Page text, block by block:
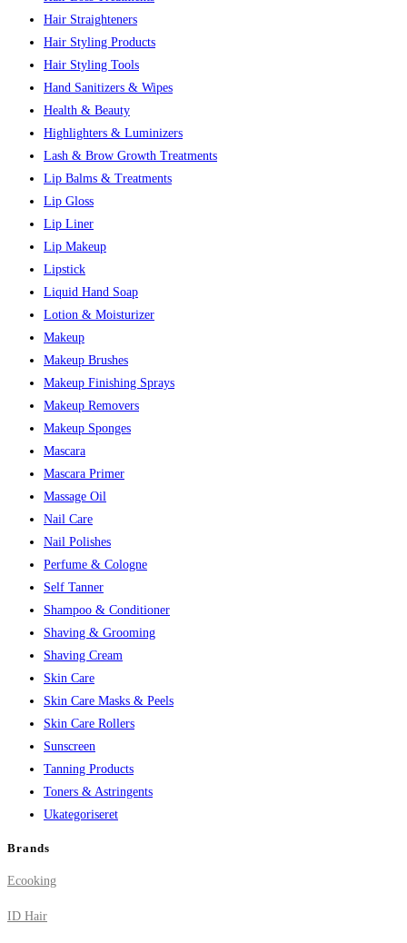
Hair Straighteners
Hair Styling Products
Hair Styling Tools
Hand Sanitizers & Wipes
Health & Beauty
Highlighters & Luminizers
Lash & Brow Growth Treatments
Lip Balms & Treatments
Lip Gloss
Lip Liner
Lip Makeup
Lipstick
Liquid Hand Soap
Lotion & Moisturizer
Makeup
Makeup Brushes
Makeup Finishing Sprays
Makeup Removers
Makeup Sponges
Mascara
Mascara Primer
Massage Oil
Nail Care
Nail Polishes
Perfume & Cologne
Self Tanner
Shampoo & Conditioner
Shaving & Grooming
Shaving Cream
Skin Care
Skin Care Masks & Peels
Skin Care Rollers
Sunscreen
Tanning Products
Toners & Astringents
Ukategoriseret
Brands
Ecooking
ID Hair